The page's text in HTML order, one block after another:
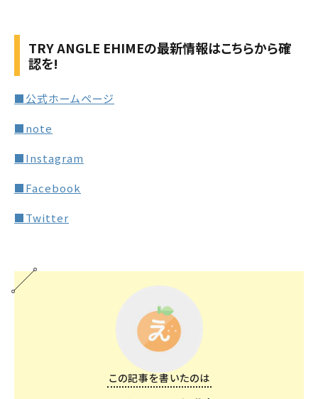
TRY ANGLE EHIMEの最新情報はこちらから確
認を!
■公式ホームページ
■note
■Instagram
■Facebook
■Twitter
この記事を書いたのは